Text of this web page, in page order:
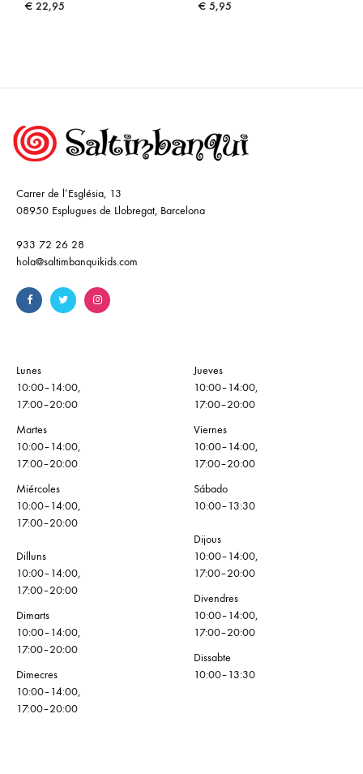
€ 22,95 € 5,95
Carrer de l’Església, 13
08950 Esplugues de Llobregat, Barcelona
933 72 26 28
hola@saltimbanquikids.com
Lunes
10:00–14:00,
17:00–20:00
Martes
10:00–14:00,
17:00–20:00
Miércoles
10:00–14:00,
17:00–20:00
Dilluns
10:00–14:00,
17:00–20:00
Dimarts
10:00–14:00,
17:00–20:00
Dimecres
10:00–14:00,
17:00–20:00
Jueves
10:00–14:00,
17:00–20:00
Viernes
10:00–14:00,
17:00–20:00
Sábado
10:00–13:30
Dijous
10:00–14:00,
17:00–20:00
Divendres
10:00–14:00,
17:00–20:00
Dissabte
10:00–13:30